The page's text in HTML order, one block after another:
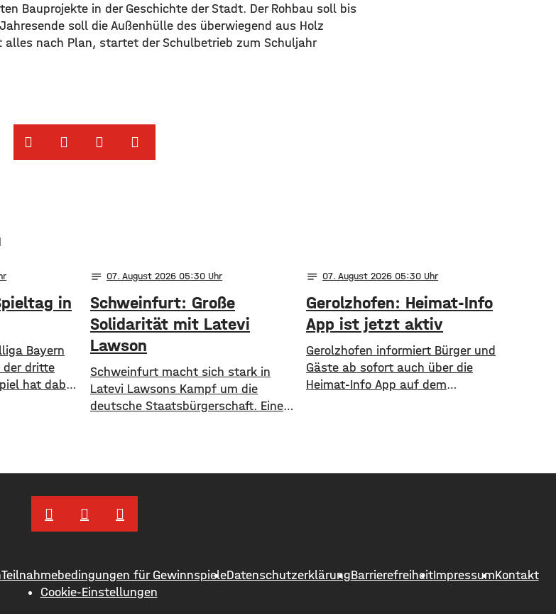
Bauprojekte in der Geschichte der Stadt. Der Rohbau soll bis
soll die Außenhülle des überwiegend aus Holz
alles nach Plan, startet der Schulbetrieb zum Schuljahr
in
Bayern
der dritte
hat dabei
gewonnen.
notes 07. August 2026 05:30
Schweinfurt: Große
Solidarität mit Latevi
Lawson
Schweinfurt macht sich stark in
Latevi Lawsons Kampf um die
deutsche Staatsbürgerschaft. Eine
stammt aus Togo, lebt aber seit
über acht Jahren betreibt er ein
Restaurant, bietet Kochkurse an
notes 07. August 2026 05:30
Gerolzhofen: Heimat-Info
App ist jetzt aktiv
Gerolzhofen informiert Bürger und
Gäste ab sofort auch über die
Heimat-Info App auf dem
Sport, Kunst und Kultur und einen
Teilnahmebedingungen für GewinnspieleDatenschutzerklärungBarrierefreiheitImpressumKontakt
Cookie-Einstellungen